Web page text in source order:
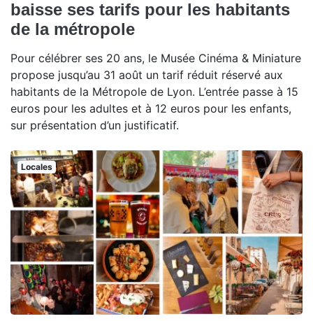
baisse ses tarifs pour les habitants
de la métropole
Pour célébrer ses 20 ans, le Musée Cinéma & Miniature
propose jusqu’au 31 août un tarif réduit réservé aux
habitants de la Métropole de Lyon. L’entrée passe à 15
euros pour les adultes et à 12 euros pour les enfants,
sur présentation d’un justificatif.
Locales